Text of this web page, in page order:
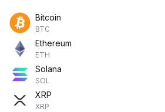
Bitcoin
BTC
Ethereum
ETH
Solana
SOL
XRP
XRP